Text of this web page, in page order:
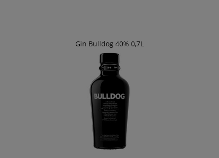
Gin Bulldog 40% 0,7L